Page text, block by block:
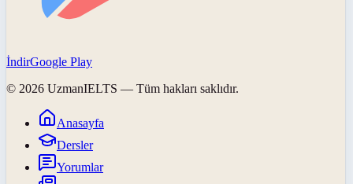
İndirGoogle Play
© 2026 UzmanIELTS — Tüm hakları saklıdır.
Anasayfa
Dersler
Yorumlar